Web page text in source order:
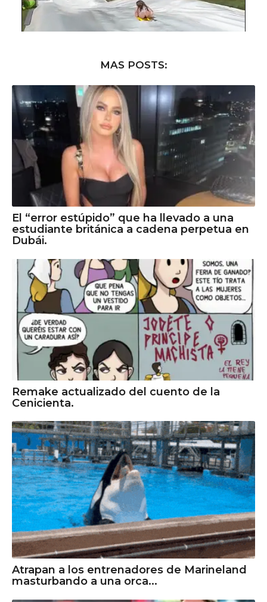
MAS POSTS:
El “error estúpido” que ha llevado a una
estudiante británica a cadena perpetua en
Dubái.
Remake actualizado del cuento de la
Cenicienta.
Atrapan a los entrenadores de Marineland
masturbando a una orca...